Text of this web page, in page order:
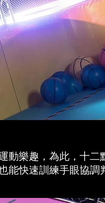
動樂趣，為此，十二
快速訓練手眼協調